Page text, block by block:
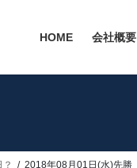
HOME 会社概要
2018年08月01日(水)先勝